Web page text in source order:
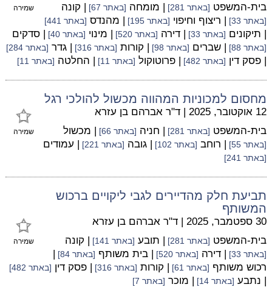
שמירה
בית-המשפט [באתר 281] | מומחה [באתר 67] | קונה
[באתר 33] | ריצוף וחיפוי [באתר 195] | מהנדס [באתר 441]
| תיקונים [באתר 33] | דירה [באתר 520] | מינוי [באתר 40] | סדקים
[באתר 88] | שברים [באתר 98] | קורות [באתר 316] | גדר [באתר 284]
| פסק דין [באתר 482] | פרוטוקול [באתר 11] | החלטה [באתר 11]
מחסום למכוניות המהווה מכשול להולכי רגל
שמירה
12 אוקטובר, 2025 | ד"ר אברהם בן עזרא
בית-המשפט [באתר 281] | חניה [באתר 66] | מכשול
[באתר 55] | רוחב [באתר 102] | גובה [באתר 221] | עמודים
[באתר 241]
תביעת חלק מהדיירים לגבי ליקויים ברכוש
המשותף
שמירה
30 ספטמבר, 2025 | ד"ר אברהם בן עזרא
בית-המשפט [באתר 281] | תובע [באתר 141] | קונה
[באתר 33] | דירה [באתר 520] | בית משותף [באתר 84]
|
רכוש משותף [באתר 61] | קורות [באתר 316] | פסק דין [באתר 482]
| נתבע [באתר 14] | מוכר [באתר 7]